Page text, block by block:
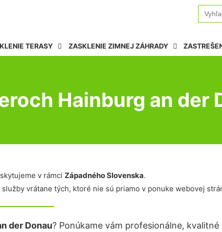
for:
TERASY ZASKLENIE ZIMNEJ ZÁHRADY
Hainburg an der
v rámci Západného Slovenska.
vrátane tých, ktoré nie sú priamo v ponuke webovej
der Donau? Ponúkame vám profesionálne, kvalitné